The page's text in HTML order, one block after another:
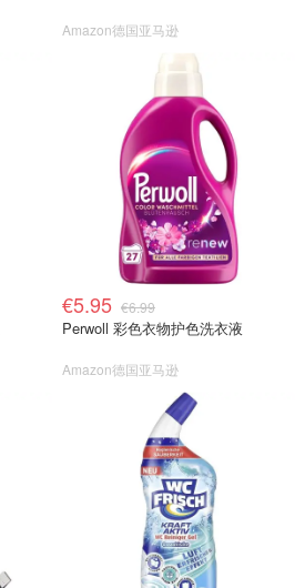
Amazon德国亚马逊
€5.95 €6.99
Perwoll 彩色衣物护色洗衣液
Amazon德国亚马逊